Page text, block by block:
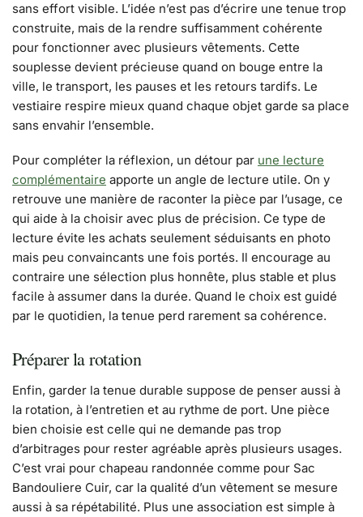
sans effort visible. L’idée n’est pas d’écrire une tenue trop
construite, mais de la rendre suffisamment cohérente
pour fonctionner avec plusieurs vêtements. Cette
souplesse devient précieuse quand on bouge entre la
ville, le transport, les pauses et les retours tardifs. Le
vestiaire respire mieux quand chaque objet garde sa place
sans envahir l’ensemble.
Pour compléter la réflexion, un détour par une lecture
complémentaire apporte un angle de lecture utile. On y
retrouve une manière de raconter la pièce par l’usage, ce
qui aide à la choisir avec plus de précision. Ce type de
lecture évite les achats seulement séduisants en photo
mais peu convaincants une fois portés. Il encourage au
contraire une sélection plus honnête, plus stable et plus
facile à assumer dans la durée. Quand le choix est guidé
par le quotidien, la tenue perd rarement sa cohérence.
Préparer la rotation
Enfin, garder la tenue durable suppose de penser aussi à
la rotation, à l’entretien et au rythme de port. Une pièce
bien choisie est celle qui ne demande pas trop
d’arbitrages pour rester agréable après plusieurs usages.
C’est vrai pour chapeau randonnée comme pour Sac
Bandouliere Cuir, car la qualité d’un vêtement se mesure
aussi à sa répétabilité. Plus une association est simple à